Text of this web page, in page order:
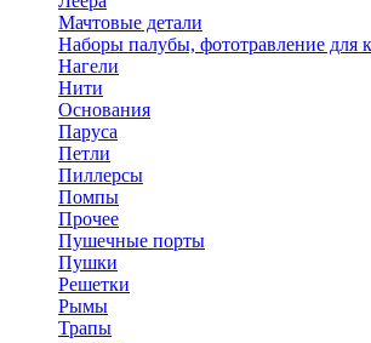
Мачтовые детали
Наборы палубы, фототравление для
Нагели
Нити
Основания
Паруса
Петли
Пиллерсы
Помпы
Прочее
Пушечные порты
Пушки
Решетки
Рымы
Трапы